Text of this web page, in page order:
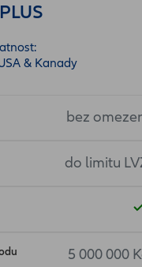
& Kanady
bez
do limitu
5 000 000